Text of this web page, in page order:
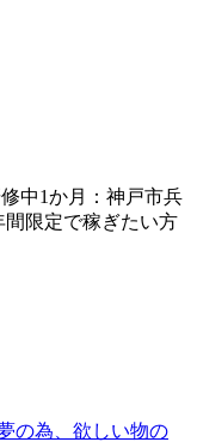
中1か月：神戸市兵
限定で稼ぎたい方
の為、欲しい物の